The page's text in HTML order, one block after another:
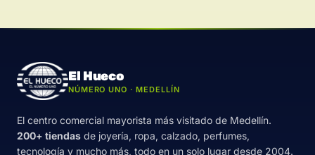
El Hueco
NÚMERO UNO · MEDELLÍN
El centro comercial mayorista más visitado de Medellín.
200+ tiendas de joyería, ropa, calzado, perfumes,
tecnología y mucho más, todo en un solo lugar desde 2004.